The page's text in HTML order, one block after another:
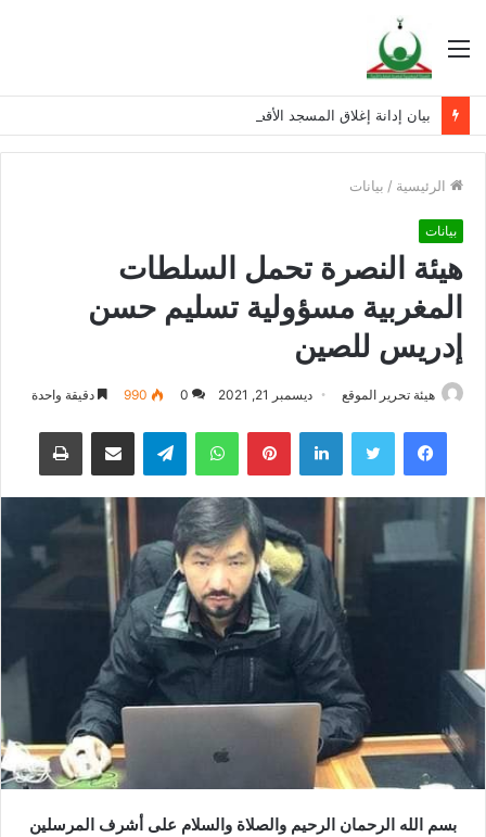
القائمة
بيان إدانة إغلاق المسجد الأقصى المبارك
الرئيسية / بيانات
بيانات
هيئة النصرة تحمل السلطات
المغربية مسؤولية تسليم حسن
إدريس للصين
هيئة تحرير الموقع ديسمبر 21, 2021 0
990 دقيقة واحدة
فيسبوك تويتر لينكدإن بينتيريستواتساب تيلقرام مشاركة عبر البريد طباعة
بسم الله الرحمان الرحيم والصلاة والسلام على أشرف المرسلين